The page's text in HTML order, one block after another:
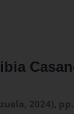
2024),